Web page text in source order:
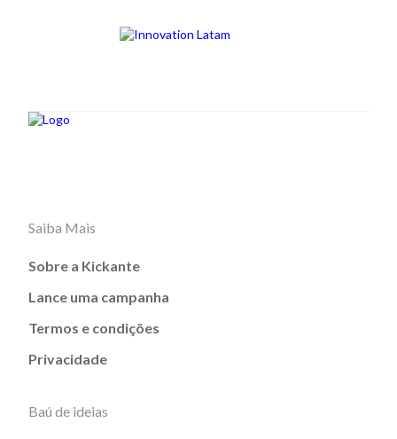
Saiba Mais
Sobre a Kickante
Lance uma campanha
Termos e condições
Privacidade
Baú de ideias